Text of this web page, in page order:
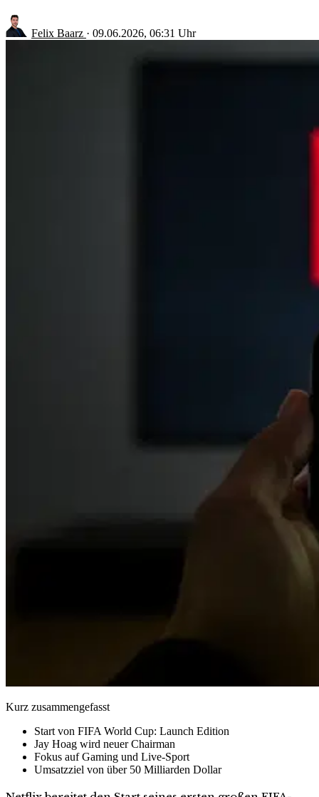
Felix Baarz · 09.06.2026, 06:31 Uhr
Kurz zusammengefasst
Start von FIFA World Cup: Launch Edition
Jay Hoag wird neuer Chairman
Fokus auf Gaming und Live-Sport
Umsatzziel von über 50 Milliarden Dollar